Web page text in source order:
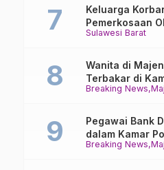
Sulawesi Barat
Keluarga
Pemerkosaan
Transparansi
Breaking News
Wanita di
Terbakar di
Misterius
Breaking News
Pegawai Bank
dalam Kamar
Polisi Lakukan